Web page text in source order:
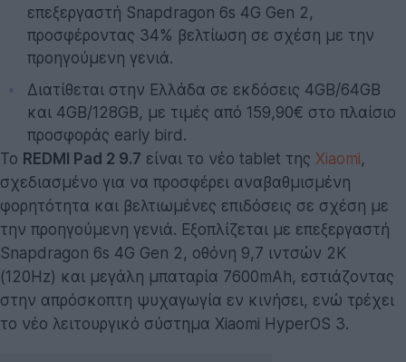
επεξεργαστή Snapdragon 6s 4G Gen 2,
προσφέροντας 34% βελτίωση σε σχέση με την
προηγούμενη γενιά.
Διατίθεται στην Ελλάδα σε εκδόσεις 4GB/64GB
και 4GB/128GB, με τιμές από 159,90€ στο πλαίσιο
προσφοράς early bird.
Το REDMI Pad 2 9.7 είναι το νέο tablet της Xiaomi,
σχεδιασμένο για να προσφέρει αναβαθμισμένη
φορητότητα και βελτιωμένες επιδόσεις σε σχέση με
την προηγούμενη γενιά. Εξοπλίζεται με επεξεργαστή
Snapdragon 6s 4G Gen 2, οθόνη 9,7 ιντσών 2K
(120Hz) και μεγάλη μπαταρία 7600mAh, εστιάζοντας
στην απρόσκοπτη ψυχαγωγία εν κινήσει, ενώ τρέχει
το νέο λειτουργικό σύστημα Xiaomi HyperOS 3.